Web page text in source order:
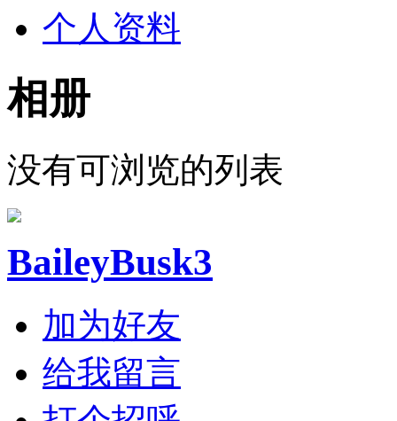
个人资料
相册
没有可浏览的列表
BaileyBusk3
加为好友
给我留言